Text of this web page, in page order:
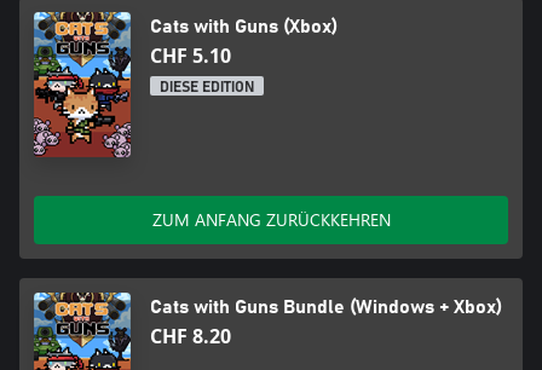
Cats with Guns (Xbox)
CHF 5.10
DIESE EDITION
ZUM ANFANG ZURÜCKKEHREN
Cats with Guns Bundle (Windows + Xbox)
CHF 8.20